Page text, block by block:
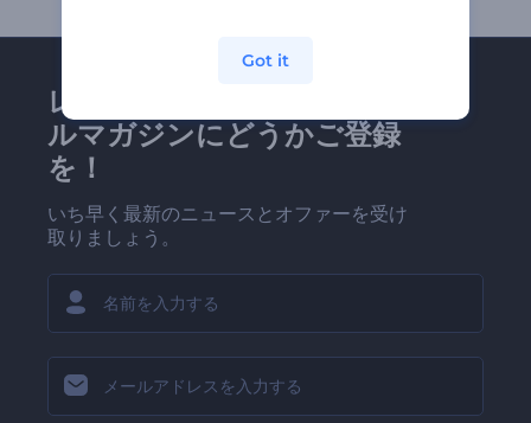
レンダーフォレストのメー
ルマガジンにどうかご登録
を！
いち早く最新のニュースとオファーを受け
取りましょう。
Got it